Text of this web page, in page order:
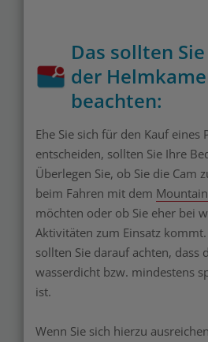
Das sollten
der
beachten:
Ehe Sie sich für den Kauf eines
entscheiden, sollten Sie Ihre
Überlegen Sie, ob Sie die Cam
beim Fahren mit dem
möchten oder ob Sie eher bei
Aktivitäten zum Einsatz
sollten Sie darauf achten, dass
wasserdicht bzw. mindestens
ist.
Wenn Sie sich hierzu